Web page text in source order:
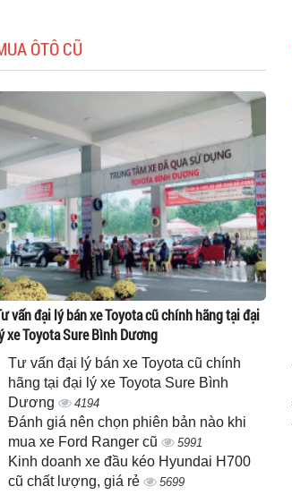
ÔTÔ CŨ
vấn đại lý bán xe Toyota cũ chính hãng tại đại
xe Toyota Sure Bình Dương
Tư vấn đại lý bán xe Toyota cũ chính
hãng tại đại lý xe Toyota Sure Bình
Dương
4194
Đánh giá nên chọn phiên bản nào khi
mua xe Ford Ranger cũ
5991
Kinh doanh xe đầu kéo Hyundai H700
cũ chất lượng, giá rẻ
5699